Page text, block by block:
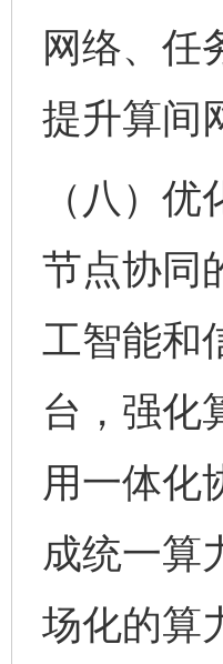
网络、任
提升算间
（八）
节点协同
工智能和
台，强化
用一体化
成统一算
场化的算